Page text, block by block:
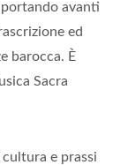
avanti
ed
barocca. È
Sacra
cultura e prassi